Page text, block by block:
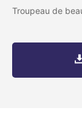
Troupeau de